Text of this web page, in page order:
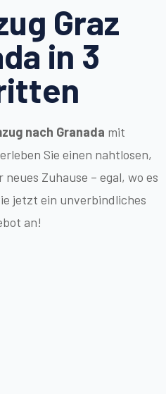
Graz
in 3
nach Granada mit
Sie einen nahtlosen,
Zuhause – egal, wo es
jetzt ein unverbindliches
an!